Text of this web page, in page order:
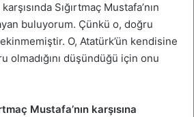
Sığırtmaç Mustafa’nın
buluyorum. Çünkü o, doğru
O, Atatürk’ün kendisine
olmadığını düşündüğü için onu
Mustafa’nın karşısına